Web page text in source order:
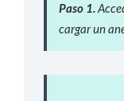
Paso 1.
cargar un